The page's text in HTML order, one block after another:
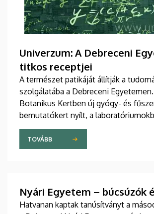
Univerzum: A Debreceni
titkos receptjei
A természet patikáját állítják a
szolgálatába a Debreceni
Botanikus Kertben új gyógy- és
bemutatókert nyílt, a
természetes gyógyszereit
A nemzetközileg is elismert
– a bőrbarát rózsakrémtől a normál
M. Tóth Ildikó Sajtóközpont saját
tudományos sorozatának legújabb
TOVÁBB
Nyári Egyetem – búcsúzók
Hatvanan kaptak tanúsítványt a